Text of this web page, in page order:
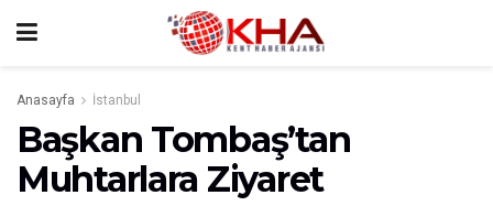
Anasayfa İstanbul
Başkan Tombaş’tan
Muhtarlara Ziyaret